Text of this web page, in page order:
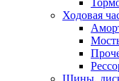
Ходовая